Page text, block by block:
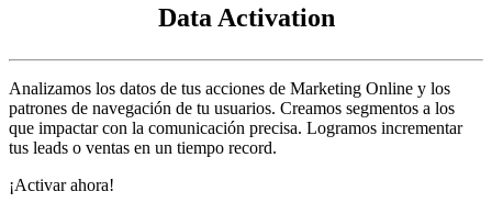
Data Activation
Analizamos los datos de tus acciones de Marketing Online y los
patrones de navegación de tu usuarios. Creamos segmentos a los
que impactar con la comunicación precisa. Logramos incrementar
tus leads o ventas en un tiempo record.
¡Activar ahora!